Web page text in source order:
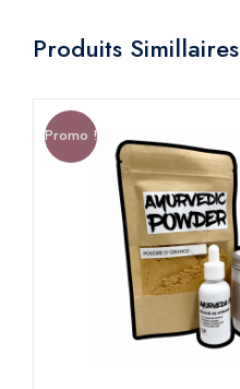
Produits Simillaires
Promo !